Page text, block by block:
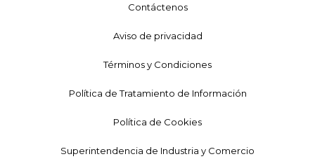
Contáctenos
Aviso de privacidad
Términos y Condiciones
Política de Tratamiento de Información
Política de Cookies
Superintendencia de Industria y Comercio